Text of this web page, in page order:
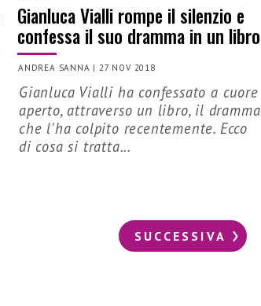
Gianluca Vialli rompe il silenzio e
confessa il suo dramma in un libro
ANDREA SANNA |27 NOV 2018
Gianluca Vialli ha confessato a cuore
aperto, attraverso un libro, il dramma
che l'ha colpito recentemente. Ecco
di cosa si tratta...
SUCCESSIVA